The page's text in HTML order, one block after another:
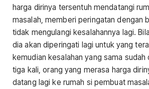
harga dirinya tersentuh mendatangi
masalah, memberi peringatan dengan
tidak mengulangi kesalahannya lagi.
dia akan diperingati lagi untuk yang
kemudian kesalahan yang sama sudah
tiga kali, orang yang merasa harga
datang lagi ke rumah si pembuat